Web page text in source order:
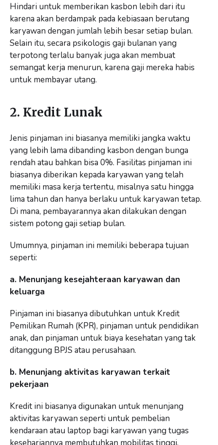
Hindari untuk memberikan kasbon lebih dari itu
karena akan berdampak pada kebiasaan berutang
karyawan dengan jumlah lebih besar setiap bulan.
Selain itu, secara psikologis gaji bulanan yang
terpotong terlalu banyak juga akan membuat
semangat kerja menurun, karena gaji mereka habis
untuk membayar utang.
2. Kredit Lunak
Jenis pinjaman ini biasanya memiliki jangka waktu
yang lebih lama dibanding kasbon dengan bunga
rendah atau bahkan bisa 0%. Fasilitas pinjaman ini
biasanya diberikan kepada karyawan yang telah
memiliki masa kerja tertentu, misalnya satu hingga
lima tahun dan hanya berlaku untuk karyawan tetap.
Di mana, pembayarannya akan dilakukan dengan
sistem potong gaji setiap bulan.
Umumnya, pinjaman ini memiliki beberapa tujuan
seperti:
a. Menunjang kesejahteraan karyawan dan
keluarga
Pinjaman ini biasanya dibutuhkan untuk Kredit
Pemilikan Rumah (KPR), pinjaman untuk pendidikan
anak, dan pinjaman untuk biaya kesehatan yang tak
ditanggung BPJS atau perusahaan.
b. Menunjang aktivitas karyawan terkait
pekerjaan
Kredit ini biasanya digunakan untuk menunjang
aktivitas karyawan seperti untuk pembelian
kendaraan atau laptop bagi karyawan yang tugas
kesehariannya membutuhkan mobilitas tinggi.